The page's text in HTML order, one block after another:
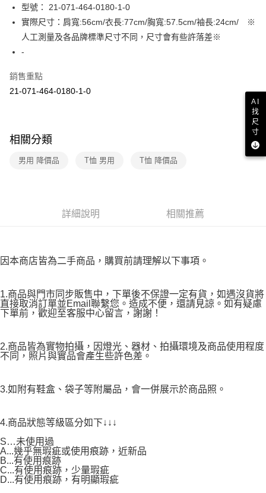
【「AFTEE先享後付」結帳流程】
１．於結帳方式選擇「AFTEE先享後付」後，將跳轉至「AFTEE先享後付」
結帳頁面，進行簡訊認證並確認金額後，即可完成結帳。
ATM／網路銀行／等多元方式進行付款，方視為交易完成。
※ 請注意：結帳手續完成當下不需立刻繳費，但若您需要取消訂單，請聯絡
購買商品的店家。未經商家同意取消之訂單仍視為有效，需透過AFTEE先享
客戶支援中心」
【注意事項】
１．透過由恩沛科技股份有限公司提供之「AFTEE先享後付」服務完成之交
https://aftee.tw/terms/#terms3
３．未成年的使用者請事先徵得法定代理人或監護人之同意方可使用
時審查核予不同之上限額度；若仍有額度不足之情形，本公司將視審查結果
恩沛科技股份有限公司將有權停止該用戶之使用額度並採取法律行動。
免運費
7-11取貨付款
付款後7-11取貨
免運費
型號： 21-071-464-0180-1-0
實際尺寸：肩寬:56cm/衣長:77cm/胸寬:57.5cm/袖長:24cm/ ※
人工測量及各品牌標準尺寸不同，尺寸會有些許落差※
-
銷售重點
21-071-464-0180-1-0
相關分類
男用 降價品 T恤 男用 T恤 降價品
詳細說明 相關推薦
因本商店皆為二手商品，購買前請理解以下事項。
1.商品與門市同步販售中，下單後不保證一定有貨，如遇沒貨將
直接取消訂單並Email聯繫您。造成不便，還請見諒。如有疑慮
下單前，歡迎至客服中心留言，謝謝！
2.商品皆為實物拍攝，因燈光、器材、拍攝環境及商品使用程度
不同，照片與實品會產生些許色差。
3.如附有鞋盒、袋子等附屬品，會一併展示於商品照。
4.商品狀態等級區分如下↓↓↓
S…未使用過
A...幾乎無瑕疵或使用痕跡，近新品
B...有使用痕跡
C...有使用痕跡，少量瑕疵
D...有使用痕跡，有明顯瑕疵
AI
找
尺
寸